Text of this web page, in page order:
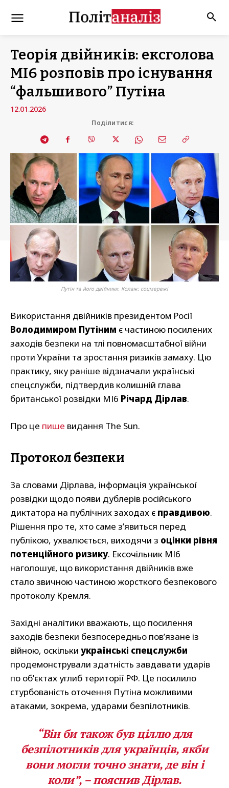
Теорія двійників: ексголова
МІ6 розповів про існування
“фальшивого” Путіна
12.01.2026
Поділитися:
Путін та його двійники. Колаж: соцмережі
Використання двійників президентом Росії
Володимиром Путіним є частиною посилених
заходів безпеки на тлі повномасштабної війни
проти України та зростання ризиків замаху. Цю
практику, яку раніше відзначали українські
спецслужби, підтвердив колишній глава
британської розвідки МІ6 Річард Дірлав.
Про це пише видання The Sun.
Протокол безпеки
За словами Дірлава, інформація української
розвідки щодо появи дублерів російського
диктатора на публічних заходах є правдивою.
Рішення про те, хто саме з’явиться перед
публікою, ухвалюється, виходячи з оцінки рівня
потенційного ризику. Ексочільник МІ6
наголошує, що використання двійників вже
стало звичною частиною жорсткого безпекового
протоколу Кремля.
Західні аналітики вважають, що посилення
заходів безпеки безпосередньо пов’язане із
війною, оскільки українські спецслужби
продемонстрували здатність завдавати ударів
по об’єктах углиб території РФ. Це посилило
стурбованість оточення Путіна можливими
атаками, зокрема, ударами безпілотників.
“Він би також був ціллю для
безпілотників для українців, якби
вони могли точно знати, де він і
коли”, – пояснив Дірлав.